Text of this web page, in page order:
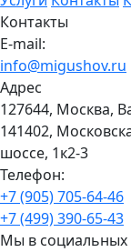
Контакты
E-mail:
info@migushov.ru
Адрес
127644, Москва,
141402,
шоссе, 1к2-3
Телефон:
+7 (905) 705-64-46
+7 (499) 390-65-43
Мы в социальных